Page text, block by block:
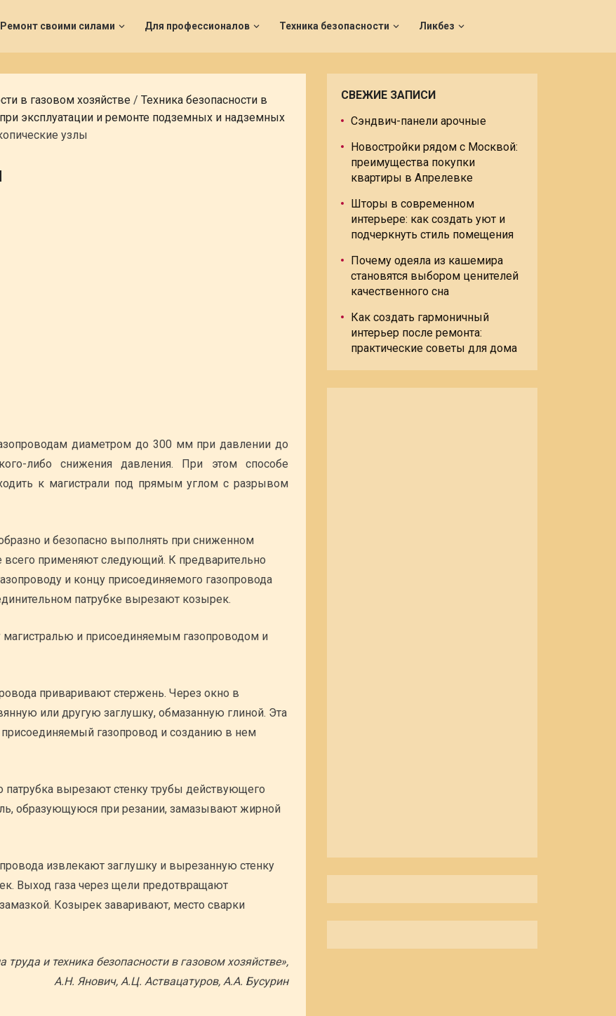
Ремонт своими силами Для профессионалов Техника безопасности Ликбез
в газовом хозяйстве / Техника безопасности в
эксплуатации и ремонте подземных и надземных
узлы
диаметром до 300 мм при давлении до
либо снижения давления. При этом способе
к магистрали под прямым углом с разрывом
и безопасно выполнять при сниженном
применяют следующий. К предварительно
и концу присоединяемого газопровода
патрубке вырезают козырек.
и присоединяемым газопроводом и
приваривают стержень. Через окно в
или другую заглушку, обмазанную глиной. Эта
присоединяемый газопровод и созданию в нем
вырезают стенку трубы действующего
образующуюся при резании, замазывают жирной
извлекают заглушку и вырезанную стенку
Выход газа через щели предотвращают
Козырек заваривают, место сварки
труда и техника безопасности в газовом хозяйстве»,
А.Н. Янович, А.Ц. Аствацатуров, А.А. Бусурин
СВЕЖИЕ ЗАПИСИ
Сэндвич-панели арочные
Новостройки рядом с Москвой:
преимущества покупки
квартиры в Апрелевке
Шторы в современном
интерьере: как создать уют и
подчеркнуть стиль помещения
Почему одеяла из кашемира
становятся выбором ценителей
качественного сна
Как создать гармоничный
интерьер после ремонта:
практические советы для дома